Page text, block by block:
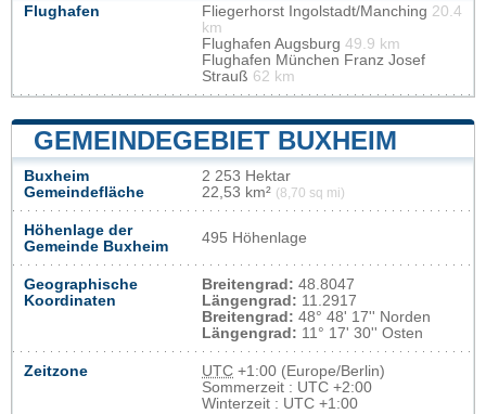
Flughafen Fliegerhorst Ingolstadt/Manching 20.4
km
Flughafen Augsburg 49.9 km
Flughafen München Franz Josef
Strauß 62 km
GEMEINDEGEBIET BUXHEIM
Buxheim
Gemeindefläche
2 253 Hektar
22,53 km² (8,70 sq mi)
Höhenlage der
Gemeinde Buxheim
495 Höhenlage
Geographische
Koordinaten
Breitengrad: 48.8047
Längengrad: 11.2917
Breitengrad: 48° 48' 17'' Norden
Längengrad: 11° 17' 30'' Osten
Zeitzone UTC +1:00 (Europe/Berlin)
Sommerzeit : UTC +2:00
Winterzeit : UTC +1:00